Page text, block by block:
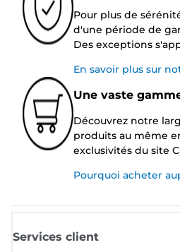
Pour plus de
d'une période de
Des exceptions
En savoir plus sur
Une vaste
Découvrez notre
produits au même
exclusivités du site
Pourquoi acheter
Services client